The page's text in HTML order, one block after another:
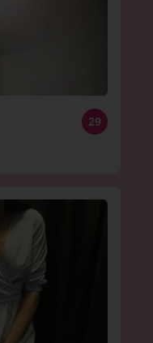
29